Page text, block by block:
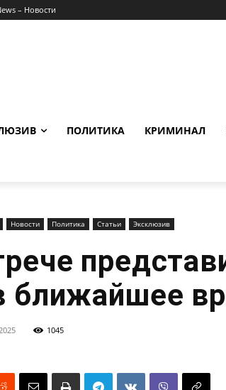
– Новости
ПОЛИТИКА КРИМИНАЛ
Новости Политика Статьи Эксклюзив
1045